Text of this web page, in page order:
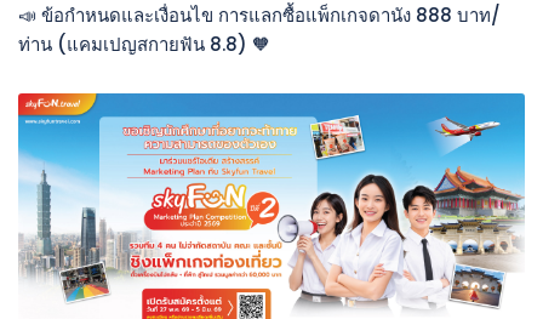
📣 ข้อกำหนดและเงื่อนไข การแลกซื้อแพ็กเกจดานัง 888 บาท/
ท่าน (แคมเปญสกายฟัน 8.8) 🧡